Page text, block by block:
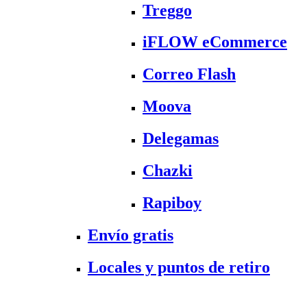
Treggo
iFLOW eCommerce
Correo Flash
Moova
Delegamas
Chazki
Rapiboy
Envío gratis
Locales y puntos de retiro